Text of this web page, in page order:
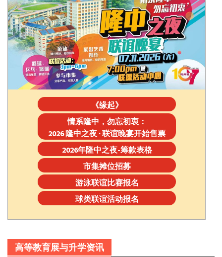
《缘起》
情系隆中，勿忘初衷：
2026 隆中之夜 · 联谊晚宴开始售票
2026年隆中之夜-筹款表格
市集摊位招募
游泳联谊比赛报名
球类联谊活动报名
高等教育展与升学资讯